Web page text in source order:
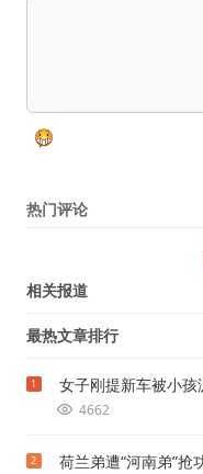
热门评论
相关报道
最热文章排行
1 女子刚提新车被小
4662
2 荷兰弟遭“河南弟”抢